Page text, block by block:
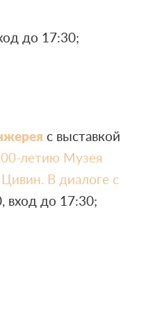
до 17:30;
с выставкой
летию Музея
В диалоге с
вход до 17:30;